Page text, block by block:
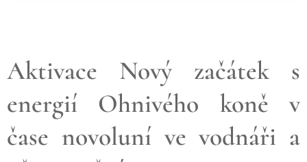
Aktivace Nový začátek s
energií Ohnivého koně v
čase novoluní ve vodnáři a